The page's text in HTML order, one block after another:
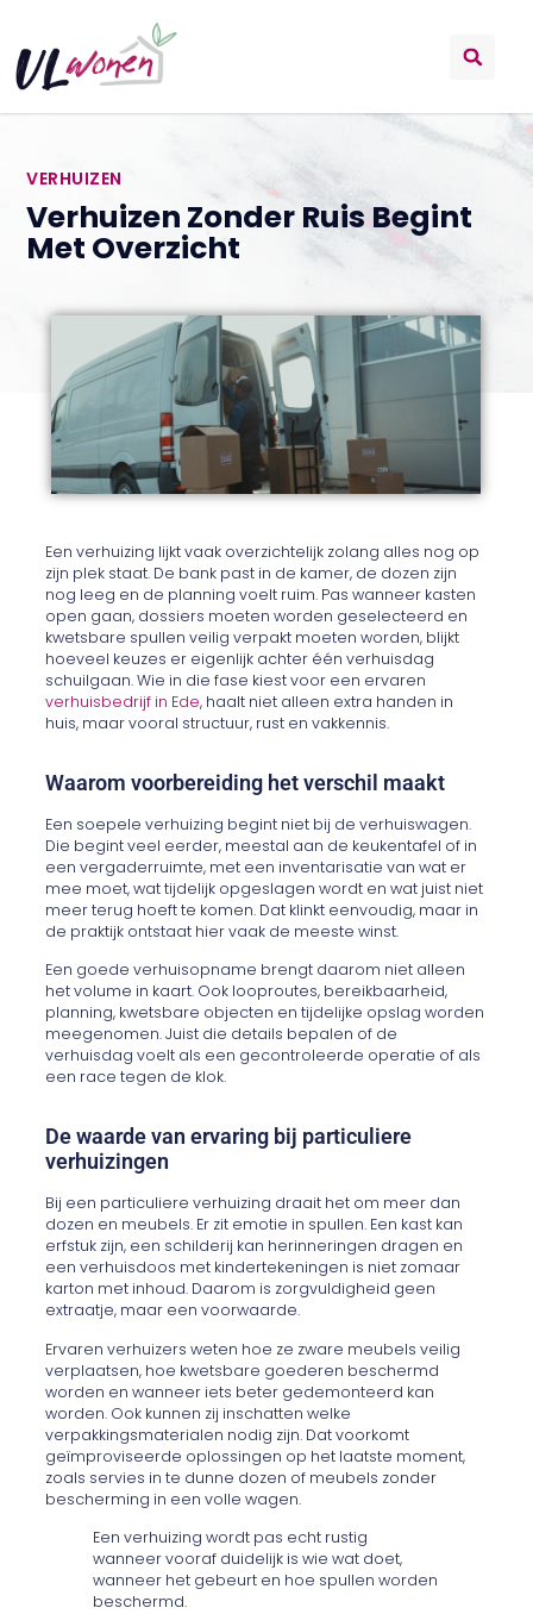
VERHUIZEN
Verhuizen Zonder Ruis Begint
Met Overzicht
Een verhuizing lijkt vaak overzichtelijk zolang alles nog op
zijn plek staat. De bank past in de kamer, de dozen zijn
nog leeg en de planning voelt ruim. Pas wanneer kasten
open gaan, dossiers moeten worden geselecteerd en
kwetsbare spullen veilig verpakt moeten worden, blijkt
hoeveel keuzes er eigenlijk achter één verhuisdag
schuilgaan. Wie in die fase kiest voor een ervaren
verhuisbedrijf in Ede, haalt niet alleen extra handen in
huis, maar vooral structuur, rust en vakkennis.
Waarom voorbereiding het verschil maakt
Een soepele verhuizing begint niet bij de verhuiswagen.
Die begint veel eerder, meestal aan de keukentafel of in
een vergaderruimte, met een inventarisatie van wat er
mee moet, wat tijdelijk opgeslagen wordt en wat juist niet
meer terug hoeft te komen. Dat klinkt eenvoudig, maar in
de praktijk ontstaat hier vaak de meeste winst.
Een goede verhuisopname brengt daarom niet alleen
het volume in kaart. Ook looproutes, bereikbaarheid,
planning, kwetsbare objecten en tijdelijke opslag worden
meegenomen. Juist die details bepalen of de
verhuisdag voelt als een gecontroleerde operatie of als
een race tegen de klok.
De waarde van ervaring bij particuliere
verhuizingen
Bij een particuliere verhuizing draait het om meer dan
dozen en meubels. Er zit emotie in spullen. Een kast kan
erfstuk zijn, een schilderij kan herinneringen dragen en
een verhuisdoos met kindertekeningen is niet zomaar
karton met inhoud. Daarom is zorgvuldigheid geen
extraatje, maar een voorwaarde.
Ervaren verhuizers weten hoe ze zware meubels veilig
verplaatsen, hoe kwetsbare goederen beschermd
worden en wanneer iets beter gedemonteerd kan
worden. Ook kunnen zij inschatten welke
verpakkingsmaterialen nodig zijn. Dat voorkomt
geïmproviseerde oplossingen op het laatste moment,
zoals servies in te dunne dozen of meubels zonder
bescherming in een volle wagen.
Een verhuizing wordt pas echt rustig
wanneer vooraf duidelijk is wie wat doet,
wanneer het gebeurt en hoe spullen worden
beschermd.